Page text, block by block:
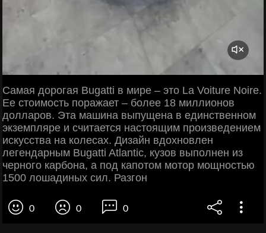
Самая дорогая Bugatti в мире – это La Voiture Noire.
Ее стоимость поражает – более 18 миллионов
долларов. Эта машина выпущена в единственном
экземпляре и считается настоящим произведением
искусства на колесах. Дизайн вдохновлен
легендарным Bugatti Atlantic, кузов выполнен из
черного карбона, а под капотом мотор мощностью
1500 лошадиных сил. Разгон
0 0 0